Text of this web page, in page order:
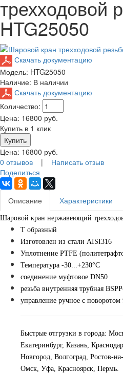
трехходовой
HTG25050
Скачать документацию
Модель: HTG25050
Наличие: В наличии
Скачать документацию
Количество:
Цена: 16800 руб.
Купить в 1 клик
Цена: 16800 руб.
0 отзывов | Написать отзыв
Поделиться
Описание Характеристики
Шаровой кран нержавеющий
Т образный
Изготовлен из стали AISI316
Уплотнение PTFE
Температура -30...+230°С
соединение муфтовое DN50
резьба внутренняя трубная
управление ручное с поворотом
Быстрые отгрузки в города:
Екатеринбург, Казань,
Новгород, Волгоград, Ростов-
Омск, Уфа, Красноярск, Пермь.